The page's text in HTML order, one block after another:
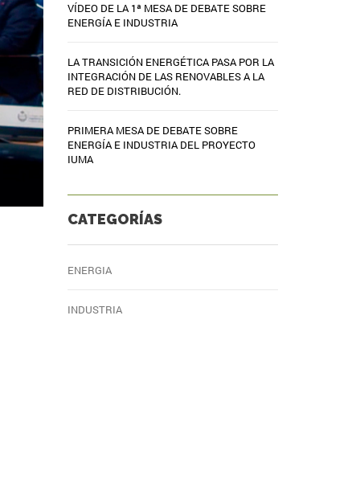
VÍDEO DE LA 1ª MESA DE DEBATE SOBRE
ENERGÍA E INDUSTRIA
LA TRANSICIÓN ENERGÉTICA PASA POR LA
INTEGRACIÓN DE LAS RENOVABLES A LA
RED DE DISTRIBUCIÓN.
PRIMERA MESA DE DEBATE SOBRE
ENERGÍA E INDUSTRIA DEL PROYECTO
IUMA
CATEGORÍAS
ENERGIA
INDUSTRIA